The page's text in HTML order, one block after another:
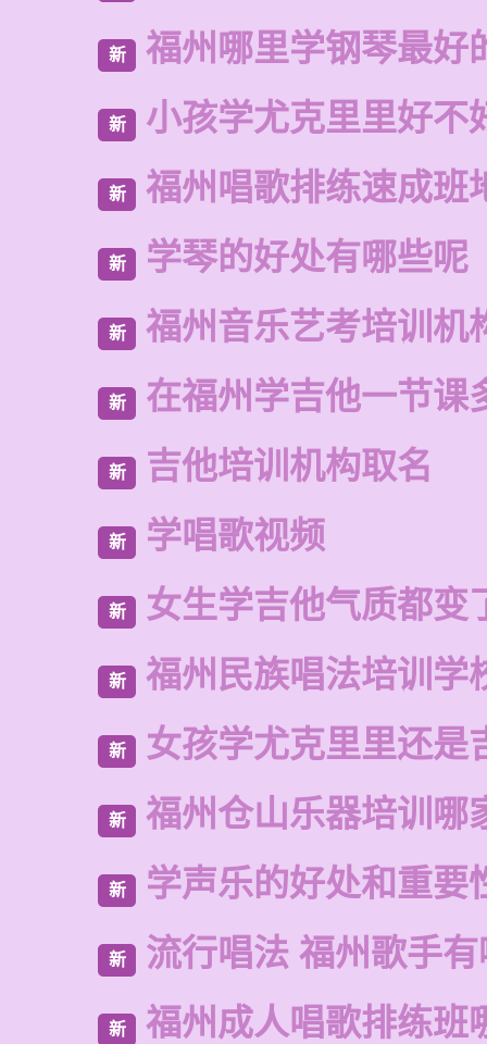
新 福州哪里学钢琴最好
新 小孩学尤克里里好不
新 福州唱歌排练速成班
新 学琴的好处有哪些呢
新 福州音乐艺考培训机
新 在福州学吉他一节课
新 吉他培训机构取名
新 学唱歌视频
新 女生学吉他气质都变
新 福州民族唱法培训学
新 女孩学尤克里里还是
新 福州仓山乐器培训哪
新 学声乐的好处和重要
新 流行唱法 福州歌手
新 福州成人唱歌排练班